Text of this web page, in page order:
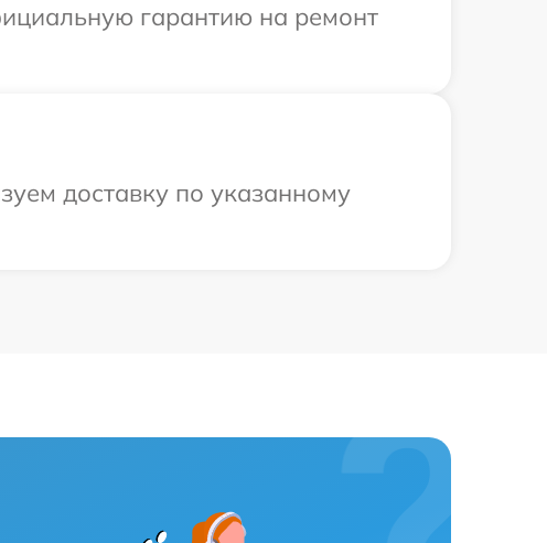
гарантию на ремонт
доставку по указанному